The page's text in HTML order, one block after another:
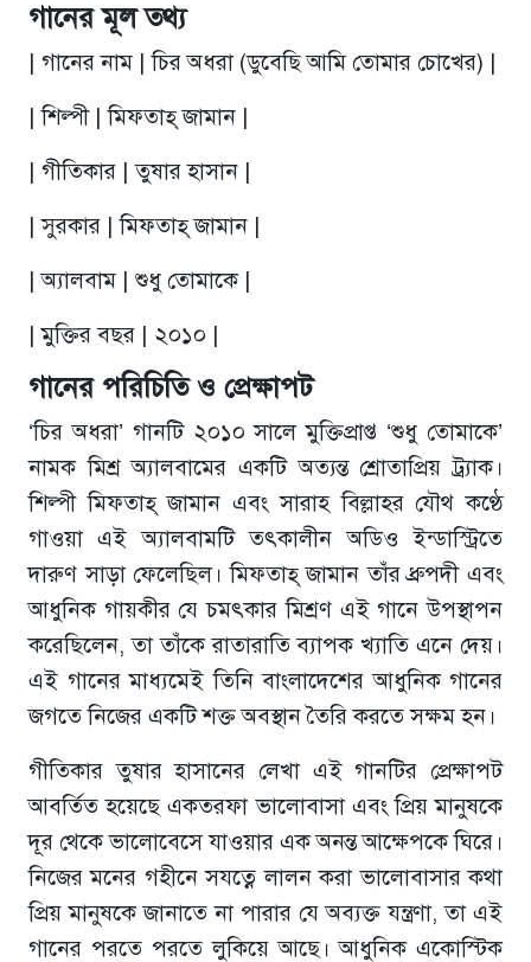
গানের মূল তথ্য
| গানের নাম | চির অধরা (ডুবেছি আমি তোমার চোখের) |
| শিল্পী | মিফতাহ্ জামান |
| গীতিকার | তুষার হাসান |
| সুরকার | মিফতাহ্ জামান |
| অ্যালবাম | শুধু তোমাকে |
| মুক্তির বছর | ২০১০ |
গানের পরিচিতি ও প্রেক্ষাপট
‘চির অধরা’ গানটি ২০১০ সালে মুক্তিপ্রাপ্ত ‘শুধু তোমাকে’
নামক মিশ্র অ্যালবামের একটি অত্যন্ত শ্রোতাপ্রিয় ট্র্যাক।
শিল্পী মিফতাহ্ জামান এবং সারাহ বিল্লাহর যৌথ কণ্ঠে
গাওয়া এই অ্যালবামটি তৎকালীন অডিও ইন্ডাস্ট্রিতে
দারুণ সাড়া ফেলেছিল। মিফতাহ্ জামান তাঁর ধ্রুপদী এবং
আধুনিক গায়কীর যে চমৎকার মিশ্রণ এই গানে উপস্থাপন
করেছিলেন, তা তাঁকে রাতারাতি ব্যাপক খ্যাতি এনে দেয়।
এই গানের মাধ্যমেই তিনি বাংলাদেশের আধুনিক গানের
জগতে নিজের একটি শক্ত অবস্থান তৈরি করতে সক্ষম হন।
গীতিকার তুষার হাসানের লেখা এই গানটির প্রেক্ষাপট
আবর্তিত হয়েছে একতরফা ভালোবাসা এবং প্রিয় মানুষকে
দূর থেকে ভালোবেসে যাওয়ার এক অনন্ত আক্ষেপকে ঘিরে।
নিজের মনের গহীনে সযত্নে লালন করা ভালোবাসার কথা
প্রিয় মানুষকে জানাতে না পারার যে অব্যক্ত যন্ত্রণা, তা এই
গানের পরতে পরতে লুকিয়ে আছে। আধুনিক একোস্টিক